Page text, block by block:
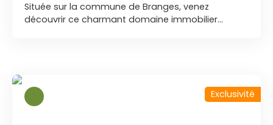
Située sur la commune de Branges, venez
découvrir ce charmant domaine immobilier
été rénovée avec des ancien matériaux restaurés
lui offrant un charme certain. Elle se compose
Exclusivité